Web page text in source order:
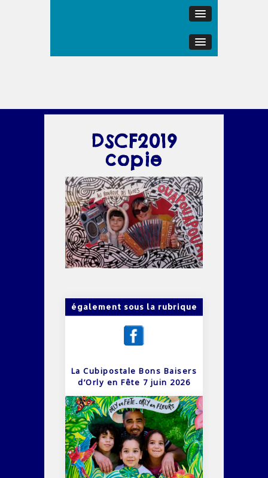
DSCF2019
copie
également sous la rubrique
La Cubipostale Bons Baisers
d’Orly en Fête 7 juin 2026